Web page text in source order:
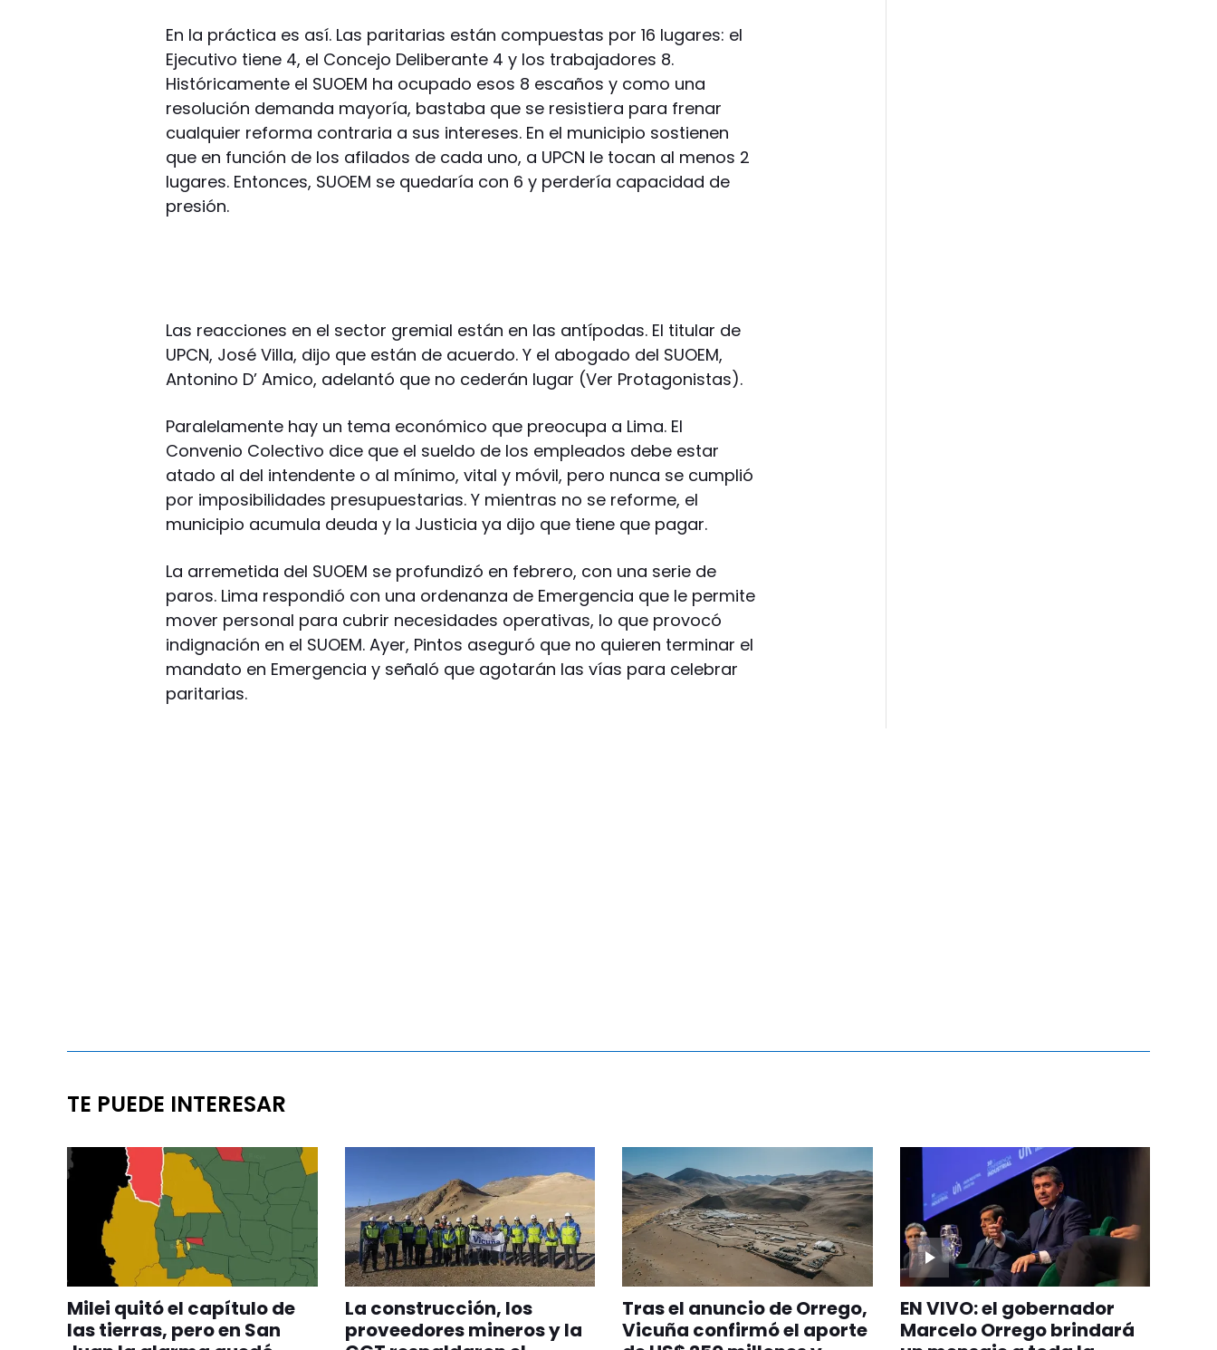
En la práctica es así. Las paritarias están compuestas por 16 lugares: el
Ejecutivo tiene 4, el Concejo Deliberante 4 y los trabajadores 8.
Históricamente el SUOEM ha ocupado esos 8 escaños y como una
resolución demanda mayoría, bastaba que se resistiera para frenar
cualquier reforma contraria a sus intereses. En el municipio sostienen
que en función de los afilados de cada uno, a UPCN le tocan al menos 2
lugares. Entonces, SUOEM se quedaría con 6 y perdería capacidad de
presión.
Las reacciones en el sector gremial están en las antípodas. El titular de
UPCN, José Villa, dijo que están de acuerdo. Y el abogado del SUOEM,
Antonino D’ Amico, adelantó que no cederán lugar (Ver Protagonistas).
Paralelamente hay un tema económico que preocupa a Lima. El
Convenio Colectivo dice que el sueldo de los empleados debe estar
atado al del intendente o al mínimo, vital y móvil, pero nunca se cumplió
por imposibilidades presupuestarias. Y mientras no se reforme, el
municipio acumula deuda y la Justicia ya dijo que tiene que pagar.
La arremetida del SUOEM se profundizó en febrero, con una serie de
paros. Lima respondió con una ordenanza de Emergencia que le permite
mover personal para cubrir necesidades operativas, lo que provocó
indignación en el SUOEM. Ayer, Pintos aseguró que no quieren terminar el
mandato en Emergencia y señaló que agotarán las vías para celebrar
paritarias.
TE PUEDE INTERESAR
Milei quitó el capítulo de
las tierras, pero en San
La construcción, los
proveedores mineros y la
Tras el anuncio de Orrego,
Vicuña confirmó el aporte
EN VIVO: el gobernador
Marcelo Orrego brindará